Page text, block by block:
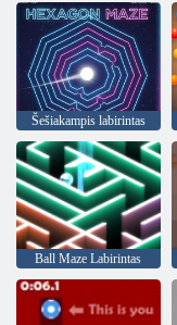
Šešiakampis labirintas
Ball Maze Labirintas